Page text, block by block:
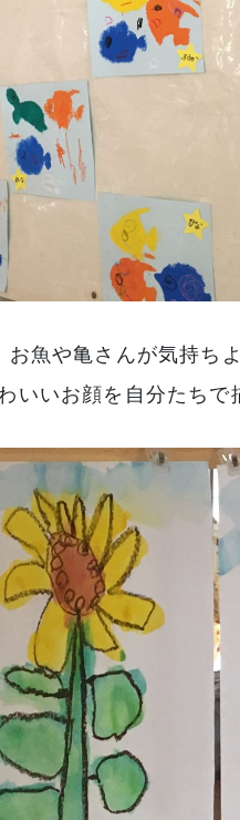
魚や亀さんが気持ち
いいお顔を自分たちで